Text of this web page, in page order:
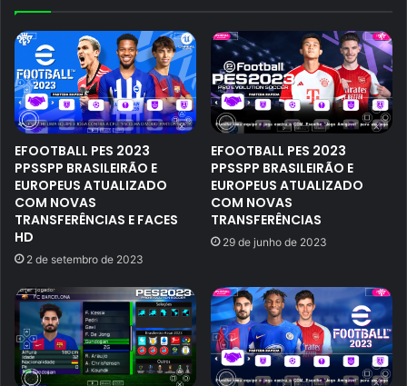
EFOOTBALL PES 2023
PPSSPP BRASILEIRÃO E
EUROPEUS ATUALIZADO
COM NOVAS
TRANSFERÊNCIAS E FACES
HD
2 de setembro de 2023
EFOOTBALL PES 2023
PPSSPP BRASILEIRÃO E
EUROPEUS ATUALIZADO
COM NOVAS
TRANSFERÊNCIAS
29 de junho de 2023